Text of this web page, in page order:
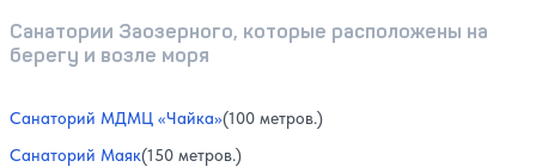
Санатории Заозерного, которые расположены на
берегу и возле моря
Санаторий МДМЦ «Чайка»(100 метров.)
Санаторий Маяк(150 метров.)